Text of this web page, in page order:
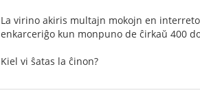
La virino akiris multajn mokojn en
enkarceriĝo kun monpuno de ĉirkaŭ 400
Kiel vi ŝatas la ĉinon?